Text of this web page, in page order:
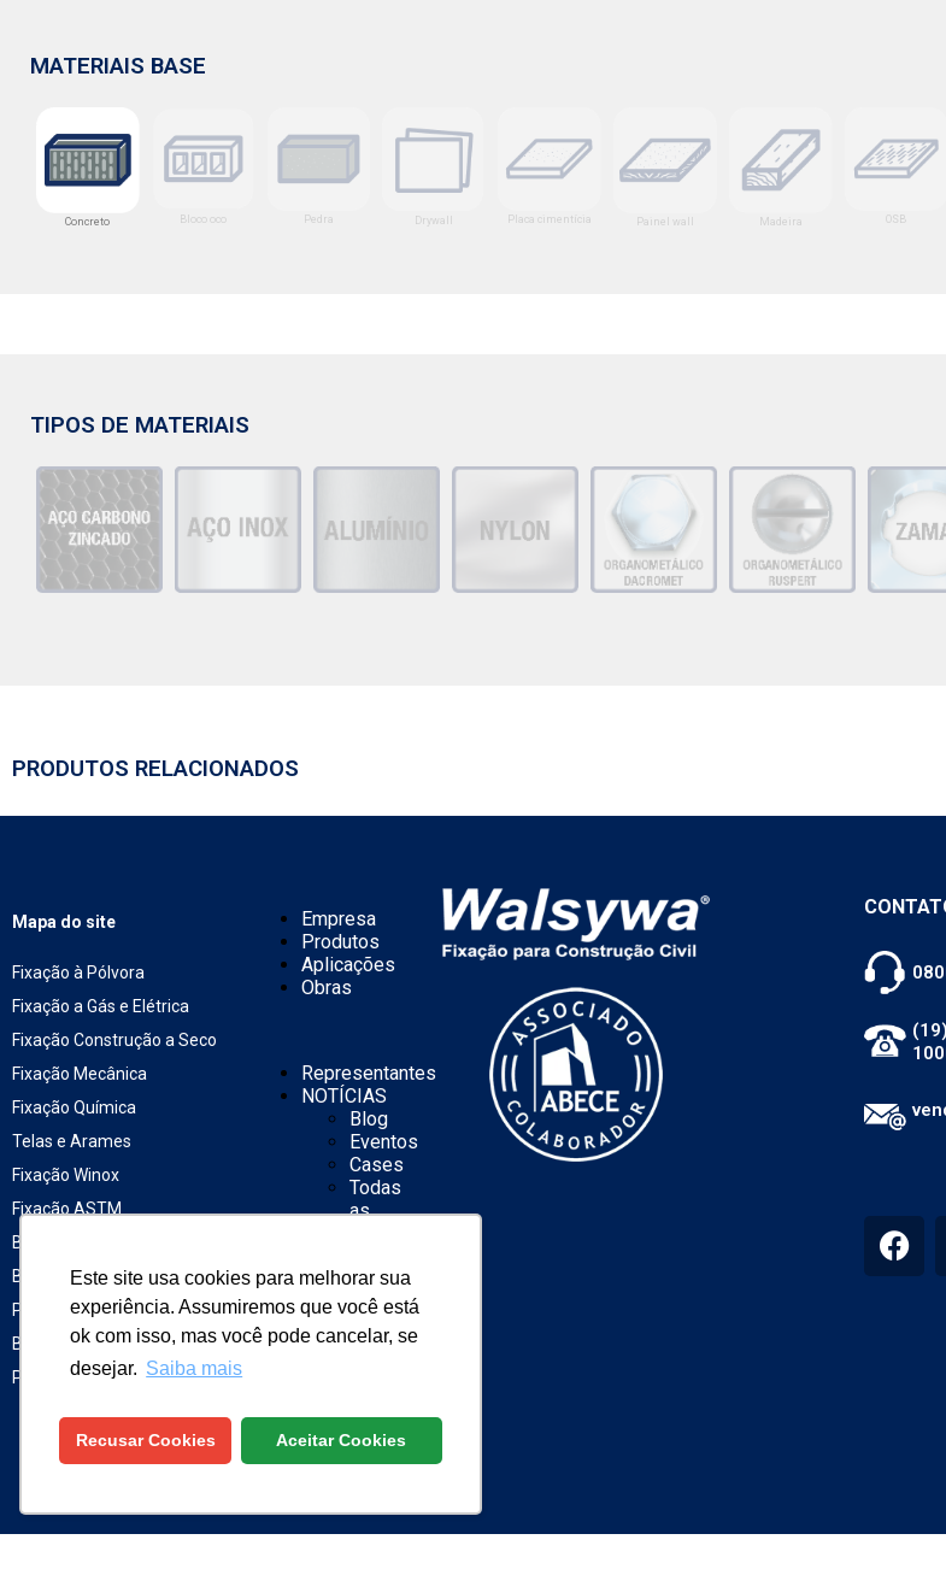
Este site usa cookies para melhorar sua
experiência. Assumiremos que você está
ok com isso, mas você pode cancelar, se
desejar. Saiba mais
Recusar Cookies Aceitar Cookies
MATERIAIS BASE
Concreto Bloco oco Pedra Drywall Placa cimentícia Painel wall Madeira OSB
TIPOS DE MATERIAIS
PRODUTOS RELACIONADOS
Mapa do site
Fixação à Pólvora
Fixação a Gás e Elétrica
Fixação Construção a Seco
Fixação Mecânica
Fixação Química
Telas e Arames
Fixação Winox
Fixação ASTM
Buchas
Barras, Fitas Perfuradas,
Porcas e Arruelas
Brocas
Parafusos e Pregos
Empresa
Produtos
Aplicações
Obras
Representantes
NOTÍCIAS
Blog
Eventos
Cases
Todas
as
Catálogo
rápido
Catálogo
geral
Construção
a seco
Contato